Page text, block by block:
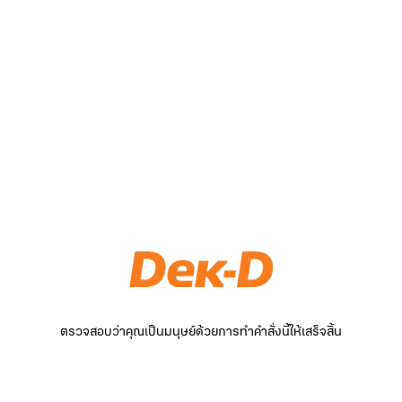
ตรวจสอบว่าคุณเป็นมนุษย์ด้วยการทำคำสั่งนี้ให้เสร็จสิ้น